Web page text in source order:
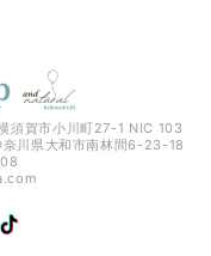
横須賀市小川町27-1 NIC 103
川県大和市南林間6-23-18